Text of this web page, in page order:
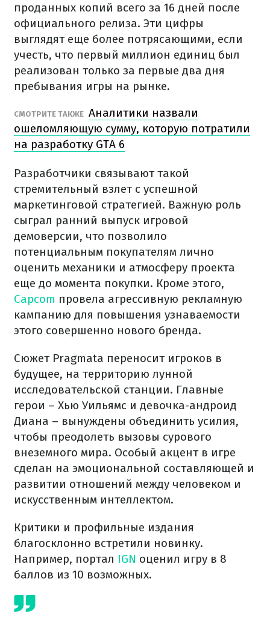
проданных копий всего за 16 дней после
официального релиза. Эти цифры
выглядят еще более потрясающими, если
учесть, что первый миллион единиц был
реализован только за первые два дня
пребывания игры на рынке.
СМОТРИТЕ ТАКЖЕ Аналитики назвали
ошеломляющую сумму, которую потратили
на разработку GTA 6
Разработчики связывают такой
стремительный взлет с успешной
маркетинговой стратегией. Важную роль
сыграл ранний выпуск игровой
демоверсии, что позволило
потенциальным покупателям лично
оценить механики и атмосферу проекта
еще до момента покупки. Кроме этого,
Capcom провела агрессивную рекламную
кампанию для повышения узнаваемости
этого совершенно нового бренда.
Сюжет Pragmata переносит игроков в
будущее, на территорию лунной
исследовательской станции. Главные
герои – Хью Уильямс и девочка-андроид
Диана – вынуждены объединить усилия,
чтобы преодолеть вызовы сурового
внеземного мира. Особый акцент в игре
сделан на эмоциональной составляющей и
развитии отношений между человеком и
искусственным интеллектом.
Критики и профильные издания
благосклонно встретили новинку.
Например, портал IGN оценил игру в 8
баллов из 10 возможных.